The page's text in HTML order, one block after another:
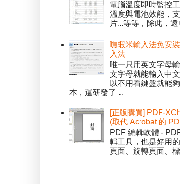
電腦溫度即時監控
溫度與電池效能，
片...等等，除此，
嘸蝦米輸入法免安
入法
唯一只用英文字母
文字母就能輸入中
以不用看鍵盤就能
本，還研發了 ...
[正版購買] PDF-
(取代 Acrobat 的
PDF 編輯軟體 -
輯工具，也是好用
頁面、旋轉頁面、